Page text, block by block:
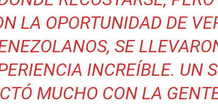
LA OPORTUNIDAD DE
SE
INCREÍBLE. UN
MUCHO CON LA